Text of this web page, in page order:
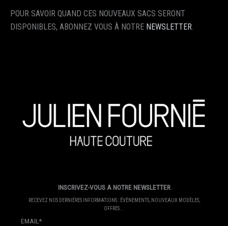
POUR SAVOIR QUAND CES NOUVEAUX SACS SERONT
DISPONIBLES, ABONNEZ VOUS À NOTRE NEWSLETTER.
INSCRIVEZ-VOUS A NOTRE NEWSLETTER
RECEVEZ NOS DERNIÈRES INFORMATIONS : ÉVÈNEMENTS, NOUVEAUX MODÈLES,
OFFRES...
EMAIL*